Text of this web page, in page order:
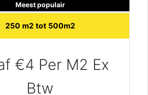
Meest populair
250 m2 tot 500m2
€4 Per M2 Ex
Btw